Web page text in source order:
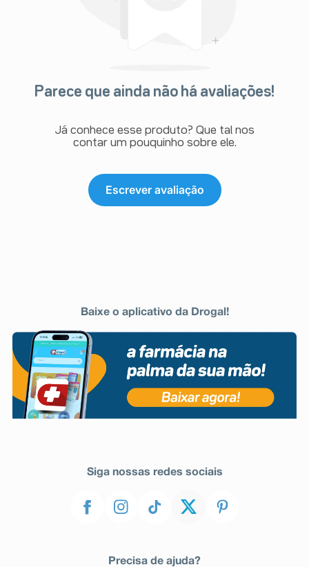
Parece que ainda não há avaliações!
Já conhece esse produto? Que tal nos
contar um pouquinho sobre ele.
Escrever avaliação
Baixe o aplicativo da Drogal!
Siga nossas redes sociais
Precisa de ajuda?